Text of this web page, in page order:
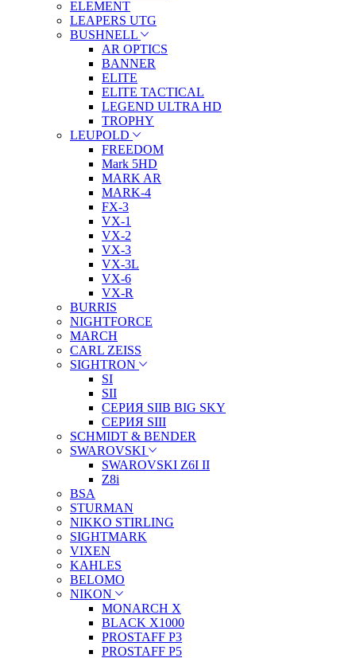
ELEMENT
LEAPERS UTG
BUSHNELL
AR OPTICS
BANNER
ELITE
ELITE TACTICAL
LEGEND ULTRA HD
TROPHY
LEUPOLD
FREEDOM
Mark 5HD
MARK AR
MARK-4
FX-3
VX-1
VX-2
VX-3
VX-3L
VX-6
VX-R
BURRIS
NIGHTFORCE
MARCH
CARL ZEISS
SIGHTRON
SI
SII
СЕРИЯ SIIB BIG SKY
СЕРИЯ SIII
SCHMIDT & BENDER
SWAROVSKI
SWAROVSKI Z6I II
Z8i
BSA
STURMAN
NIKKO STIRLING
SIGHTMARK
VIXEN
KAHLES
BELOMO
NIKON
MONARCH X
BLACK X1000
PROSTAFF P3
PROSTAFF P5